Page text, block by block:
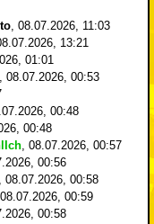
, 08.07.2026, 11:03
13:21
01:01
, 08.07.2026, 00:53
00:48
00:48
, 08.07.2026, 00:57
00:56
, 08.07.2026, 00:58
08.07.2026, 00:59
00:58